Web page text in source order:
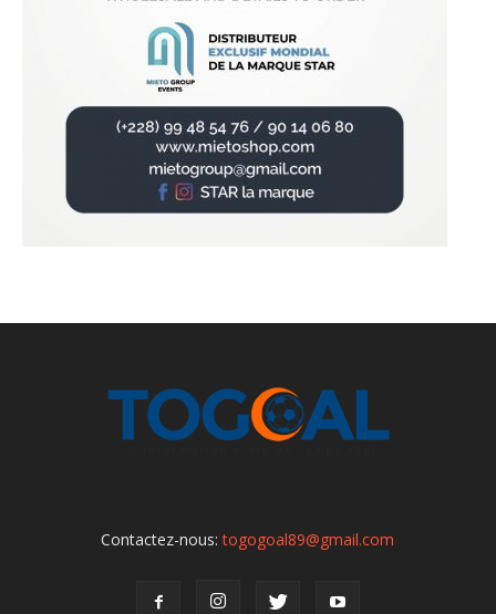
Contactez-nous:togogoal89@gmail.com